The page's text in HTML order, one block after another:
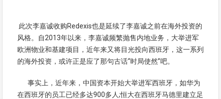
此次李嘉诚收购Redexis也是延续了李嘉诚之前在海外投资的
风格。自2013年以来，李嘉诚频繁抛售内地业务，大举进军
欧洲物业和基建项目，近年来又将目光投向西班牙，这一系列
的海外投资，或许正是应了那句古话“时局使然”吧。
事实上，近年来，中国资本开始大举进军西班牙，如华为
在西班牙的员工已经多达900多人;恒大在西班牙马德里建立足